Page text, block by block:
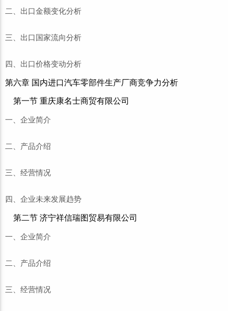
二、出口金额变化分析
三、出口国家流向分析
四、出口价格变动分析
第六章 国内进口汽车零部件生产厂商竞争力分析
第一节 重庆康名士商贸有限公司
一、企业简介
二、产品介绍
三、经营情况
四、企业未来发展趋势
第二节 济宁祥信瑞图贸易有限公司
一、企业简介
二、产品介绍
三、经营情况